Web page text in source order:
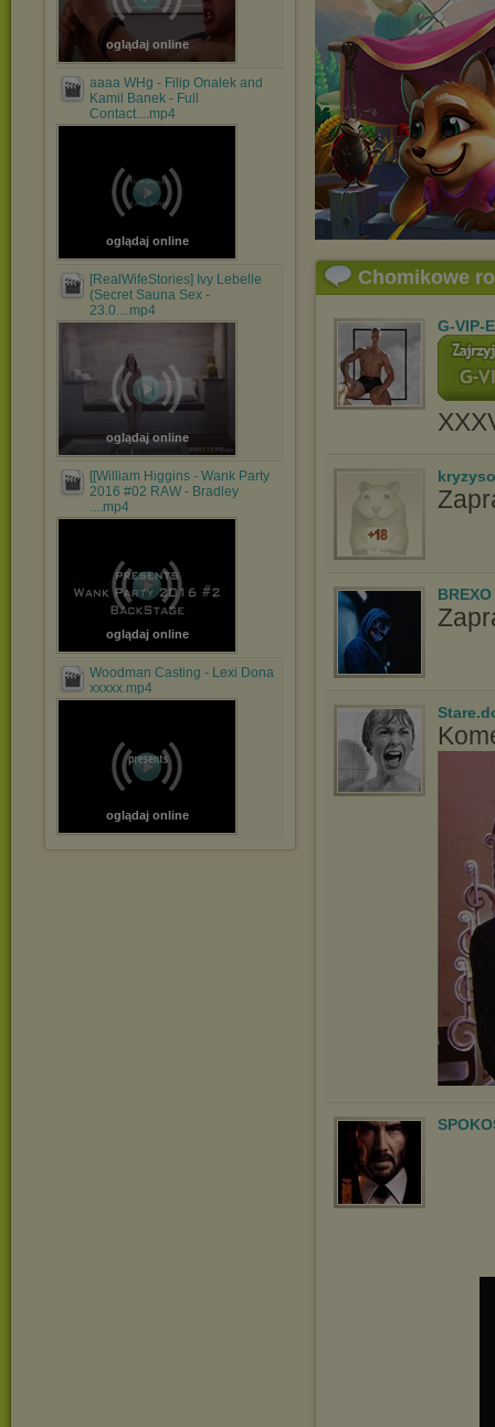
oglądaj online
aaaa WHg - Filip Onalek and
Kamil Banek - Full
Contact....mp4
oglądaj online
[RealWifeStories] Ivy Lebelle
(Secret Sauna Sex -
23.0....mp4
oglądaj online
[[William Higgins - Wank Party
2016 #02 RAW - Bradley
....mp4
oglądaj online
Woodman Casting - Lexi Dona
xxxxx.mp4
oglądaj online
Chomikowe
G-VIP-
BREXO